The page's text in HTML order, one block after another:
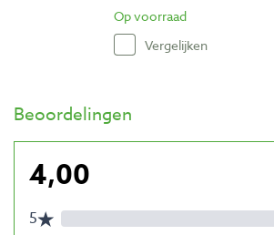
Op voorraad
Vergelijken
Beoordelingen